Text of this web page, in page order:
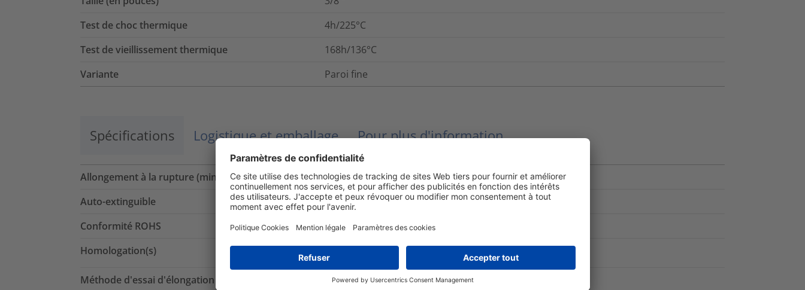
Test de choc thermique
4h/225°C
Test de vieillissement thermique
168h/136°C
Variante
Paroi fine
Spécifications Logistique et emballage Pour plus d'information
Allongement à la rupture (min.) 400%
Auto-extinguible
Oui
Conformité ROHS
Oui
Homologation(s)
Méthode d'essai d'élongation jusqu'à la rupture
ASTM D882